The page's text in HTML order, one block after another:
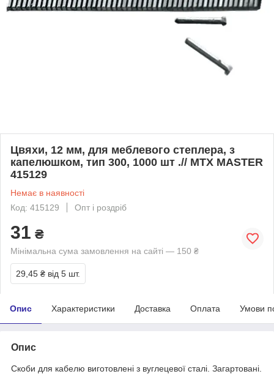
Цвяхи, 12 мм, для меблевого степлера, з
капелюшком, тип 300, 1000 шт .// MTX MASTER
415129
Немає в наявності
Код: 415129
Опт і роздріб
31 ₴
Мінімальна сума замовлення на сайті — 150 ₴
29,45 ₴ від 5 шт.
Опис Характеристики Доставка Оплата Умови
Опис
Скоби для кабелю виготовлені з вуглецевої сталі. Загартовані.